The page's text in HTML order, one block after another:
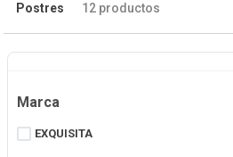
Postres 12 productos
Marca
EXQUISITA